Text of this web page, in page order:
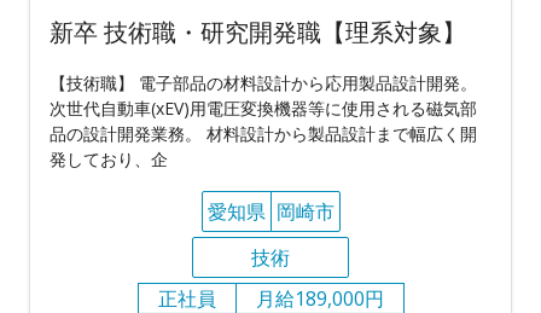
新卒 技術職・研究開発職【理系対象】
【技術職】 電子部品の材料設計から応用製品設計開発。
次世代自動車(xEV)用電圧変換機器等に使用される磁気部
品の設計開発業務。 材料設計から製品設計まで幅広く開
発しており、企
愛知県 岡崎市
技術
正社員
月給189,000円